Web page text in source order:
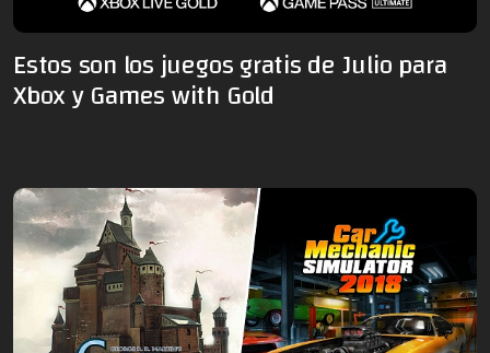
Estos son los juegos gratis de Julio para
Xbox y Games with Gold